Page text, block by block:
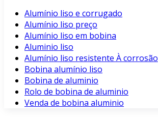
Alumínio liso e corrugado
Alumínio liso preço
Alumínio liso em bobina
Aluminio liso
Alumínio liso resistente À corrosão
Bobina alumínio liso
Bobina de aluminio
Rolo de bobina de aluminio
Venda de bobina aluminio